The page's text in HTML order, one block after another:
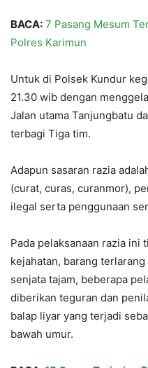
BACA: 7 Pasang Mesum
Polres Karimun
Untuk di Polsek Kundur
21.30 wib dengan
Jalan utama Tanjungbatu
terbagi Tiga tim.
Adapun sasaran razia
(curat, curas, curanmor),
ilegal serta penggunaan
Pada pelaksanaan razia ini
kejahatan, barang
senjata tajam, beberapa
diberikan teguran dan
balap liyar yang terjadi
bawah umur.